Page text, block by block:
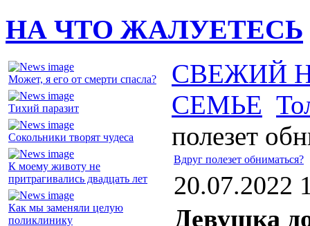
НА ЧТО ЖАЛУЕТЕСЬ
Может, я его от смерти спасла?
Тихий паразит
Сокольники творят чудеса
К моему животу не
притрагивались двадцать лет
Как мы заменяли целую
поликлинику
СВЕЖИЙ
СЕМЬЕ
полезет
Вдруг полезет обниматься?
20.07.2022
Девушка